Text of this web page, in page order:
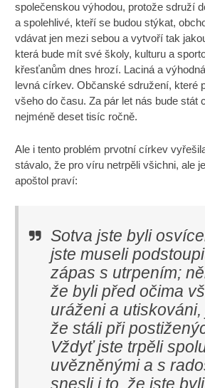
společenskou výhodou, protože sdruží
a spolehlivé, kteří se budou stýkat,
vdávat jen mezi sebou a vytvoří tak
která bude mít své školy, kulturu a
křesťanům dnes hrozí. Laciná a
levná církev. Občanské sdružení, které
všeho do času. Za pár let nás bude stát
nejméně deset tisíc ročně.
Ale i tento problém prvotní církev
stávalo, že pro víru netrpěli všichni, ale
apoštol praví:
Sotva jste byli
jste museli
zápas s utrpením;
že byli před očima
uráženi a utiskováni,
že stáli při
Vždyť jste trpěli
uvězněnými a s
snesli i to, že jste byli